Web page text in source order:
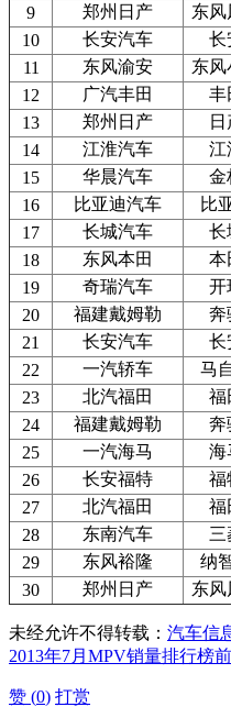
9
郑州日产 东风
10
长安汽车 长
11
东风渝安 东风
12
广汽丰田 丰
13
郑州日产
14
江淮汽车 江
15
华晨汽车 金
16
比亚迪汽车 比
17
长城汽车 长
18
东风本田 本
19
奇瑞汽车 开
20
福建戴姆勒 奔
21
长安汽车 长
22
一汽轿车 马
23
北汽福田 福
24
福建戴姆勒 奔
25
一汽海马 海
26
长安福特 福
27
北汽福田 福
28
东南汽车 三
29
东风裕隆 纳
30
郑州日产 东风
未经允许不得转载： 汽车信
2013年7月MPV销量排行榜
赞 (0) 打赏